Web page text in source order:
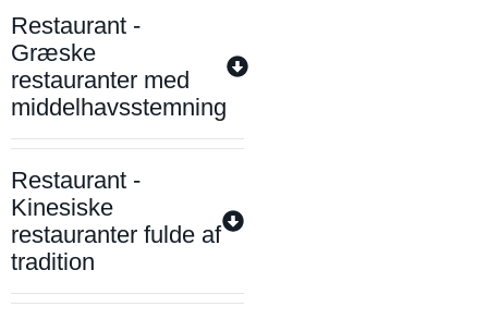
Restaurant -
Græske
restauranter med
middelhavsstemning
Restaurant -
Kinesiske
restauranter fulde af
tradition